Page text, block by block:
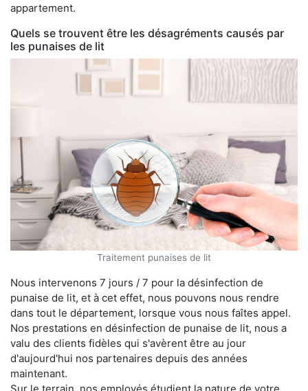
appartement.
Quels se trouvent être les désagréments causés par
les punaises de lit
Traitement punaises de lit
Nous intervenons 7 jours / 7 pour la désinfection de
punaise de lit, et à cet effet, nous pouvons nous rendre
dans tout le département, lorsque vous nous faîtes appel.
Nos prestations en désinfection de punaise de lit, nous a
valu des clients fidèles qui s'avèrent être au jour
d'aujourd'hui nos partenaires depuis des années
maintenant.
Sur le terrain, nos employés étudient la nature de votre